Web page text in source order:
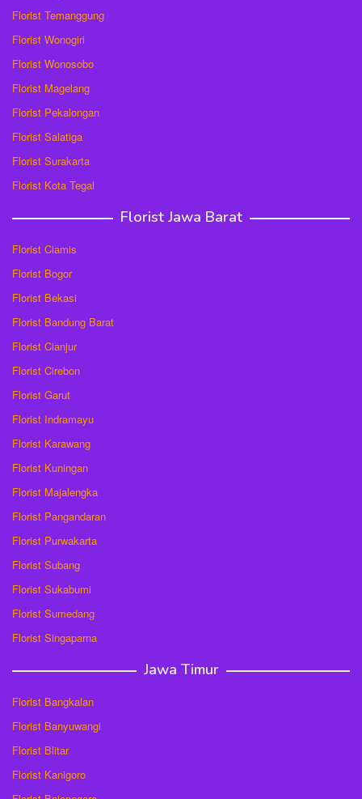
Florist Temanggung
Florist Wonogiri
Florist Wonosobo
Florist Magelang
Florist Pekalongan
Florist Salatiga
Florist Surakarta
Florist Kota Tegal
Florist Jawa Barat
Florist Ciamis
Florist Bogor
Florist Bekasi
Florist Bandung Barat
Florist Cianjur
Florist Cirebon
Florist Garut
Florist Indramayu
Florist Karawang
Florist Kuningan
Florist Majalengka
Florist Pangandaran
Florist Purwakarta
Florist Subang
Florist Sukabumi
Florist Sumedang
Florist Singaparna
Jawa Timur
Florist Bangkalan
Florist Banyuwangi
Florist Blitar
Florist Kanigoro